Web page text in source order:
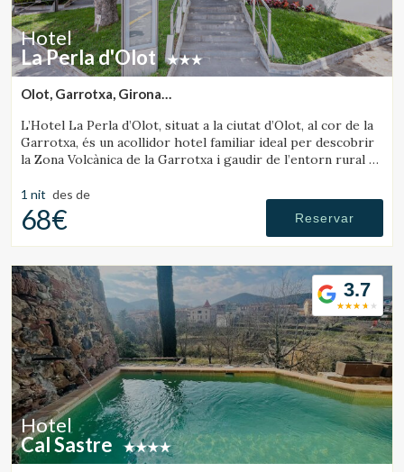
Hotel
La Perla d'Olot
Olot, Garrotxa, Girona
L’Hotel La Perla d’Olot, situat a la ciutat d’Olot, al cor de la
Garrotxa, és un acollidor hotel familiar ideal per descobrir
la Zona Volcànica de la Garrotxa i gaudir de l’entorn rural de
1 nit des de
68€ Reservar
3.7
Hotel
Cal Sastre